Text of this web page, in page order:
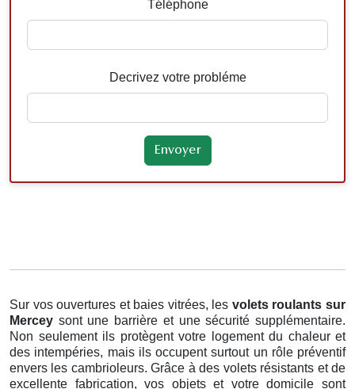
Téléphone
Decrivez votre probléme
Sur vos ouvertures et baies vitrées, les volets roulants sur
Mercey sont une barrière et une sécurité supplémentaire.
Non seulement ils protègent votre logement du chaleur et
des intempéries, mais ils occupent surtout un rôle préventif
envers les cambrioleurs. Grâce à des volets résistants et de
excellente fabrication, vos objets et votre domicile sont